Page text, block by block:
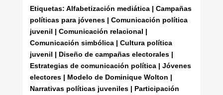
Etiquetas: Alfabetización mediática | Campañas
políticas para jóvenes | Comunicación política
juvenil | Comunicación relacional |
Comunicación simbólica | Cultura política
juvenil | Diseño de campañas electorales |
Estrategias de comunicación política | Jóvenes
electores | Modelo de Dominique Wolton |
Narrativas políticas juveniles | Participación